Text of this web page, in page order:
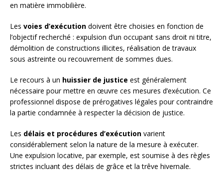
en matière immobilière.
Les voies d’exécution doivent être choisies en fonction de
l’objectif recherché : expulsion d’un occupant sans droit ni titre,
démolition de constructions illicites, réalisation de travaux
sous astreinte ou recouvrement de sommes dues.
Le recours à un huissier de justice est généralement
nécessaire pour mettre en œuvre ces mesures d’exécution. Ce
professionnel dispose de prérogatives légales pour contraindre
la partie condamnée à respecter la décision de justice.
Les délais et procédures d’exécution varient
considérablement selon la nature de la mesure à exécuter.
Une expulsion locative, par exemple, est soumise à des règles
strictes incluant des délais de grâce et la trêve hivernale.